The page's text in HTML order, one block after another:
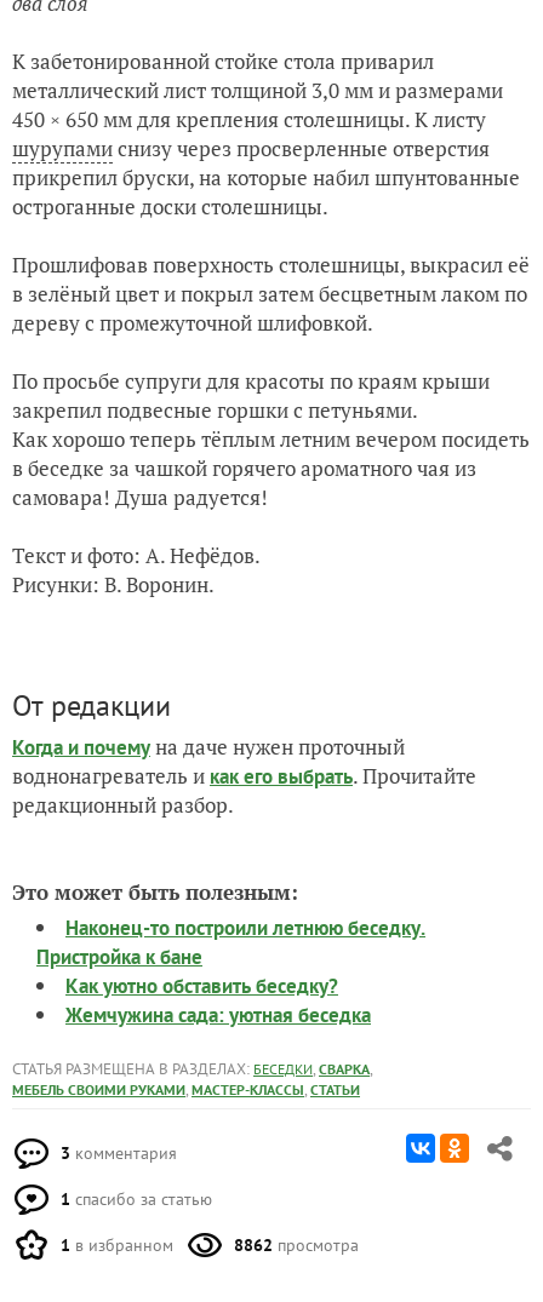
К забетонированной стойке стола приварил
металлический лист толщиной 3,0 мм и размерами
450 × 650 мм для крепления столешницы. К листу
шурупамиснизу через просверленные отверстия
прикрепил бруски, на которые набил шпунтованные
остроганные доски столешницы.
Прошлифовав поверхность столешницы, выкрасил её
в зелёный цвет и покрыл затем бесцветным лаком по
дереву с промежуточной шлифовкой.
По просьбе супруги для красоты по краям крыши
закрепил подвесные горшки с петуньями.
Как хорошо теперь тёплым летним вечером посидеть
в беседке за чашкой горячего ароматного чая из
самовара! Душа радуется!
Текст и фото: А. Нефёдов.
Рисунки: В. Воронин.
От редакции
Когда и почемуна даче нужен проточный
воднонагреватель и как его выбрать. Прочитайте
редакционный разбор.
Это может быть полезным:
Наконец-то построили летнюю беседку.
Пристройка к бане
Как уютно обставить беседку?
Жемчужина сада: уютная беседка
СТАТЬЯ РАЗМЕЩЕНА В РАЗДЕЛАХ: БЕСЕДКИ, СВАРКА,
МЕБЕЛЬ СВОИМИ РУКАМИ, МАСТЕР-КЛАССЫ, СТАТЬИ
3 комментария
1 спасибо за статью
1 в избранном 8862 просмотра